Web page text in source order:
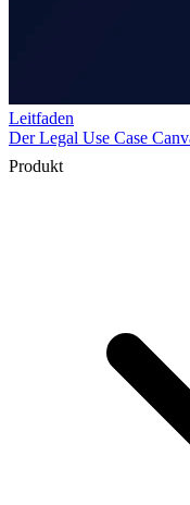
Produkt